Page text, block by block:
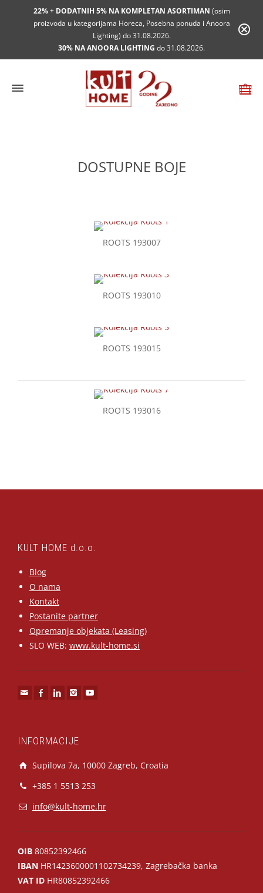
22% + DODATNIH 5% NA KOMPLETAN ASORTIMAN (osim
proizvoda u kategorijama Horeca, Posebna ponuda i Anoora
Lighting) do 31.08.2026.
30% NA ANOORA LIGHTING do 31.08.2026.
DOSTUPNE BOJE
ROOTS 193007
ROOTS 193010
ROOTS 193015
ROOTS 193016
KULT HOME d.o.o.
Blog
O nama
Kontakt
Postanite partner
Opremanje objekata (Leasing)
SLO WEB: www.kult-home.si
INFORMACIJE
Supilova 7a, 10000 Zagreb, Croatia
+385 1 5513 253
info@kult-home.hr
OIB 80852392466
IBAN HR1423600001102734239, Zagrebačka banka
VAT ID HR80852392466